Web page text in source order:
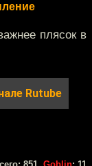
плясок в
Rutube